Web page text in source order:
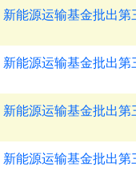
新能源运输基金批出
新能源运输基金批出
新能源运输基金批出
新能源运输基金批出